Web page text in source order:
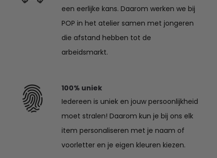
een eerlijke kans. Daarom werken we bij
POP in het atelier samen met jongeren
die afstand hebben tot de
arbeidsmarkt.
100% uniek
Iedereen is uniek en jouw persoonlijkheid
moet stralen! Daarom kun je bij ons elk
item personaliseren met je naam of
voorletter en je eigen kleuren kiezen.